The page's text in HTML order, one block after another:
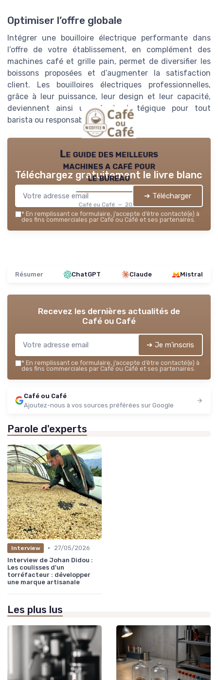
Optimiser l’offre globale
Intégrer une bouilloire électrique performante dans
l’offre de votre établissement, en complément des
machines café et grille pain, permet de diversifier les
boissons proposées et d’augmenter la satisfaction
client. Les bouilloires électriques professionnelles,
grâce à leur puissance, leur design et leur capacité,
deviennent ainsi un atout stratégique pour tout
barista ou responsable de café.
Le guide des meilleurs
machines a café pour
le bureau
Café ou Café — 2026
Téléchargez gratuitement le livre blanc
➔ Télécharger
* En remplissant ce formulaire, j’accepte d’être contacté(e) à
des fins commerciales par Café ou Café et ses partenaires.
Résumer ChatGPT Claude Mistral
Recevez les dernières actualités de
Café ou Café
➔ Je m'inscris
* En remplissant ce formulaire, j’accepte d’être contacté(e) à
des fins commerciales par Café ou Café et ses partenaires.
Café ou Café
Ajoutez-nous à vos sources préférées sur Google
Parole d'experts
Interview •
27/05/2026
Interview de Johan Didou :
Les coulisses d'un
torréfacteur : développer
une marque artisanale
Les plus lus